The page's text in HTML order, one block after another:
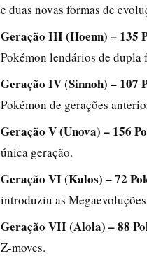
e duas novas formas de
Geração III (Hoenn) – 135
Pokémon lendários de dupla
Geração IV (Sinnoh) – 107
Pokémon de gerações
Geração V (Unova) – 156
única geração.
Geração VI (Kalos) – 72
introduziu as
Geração VII (Alola) – 88
Z-moves.